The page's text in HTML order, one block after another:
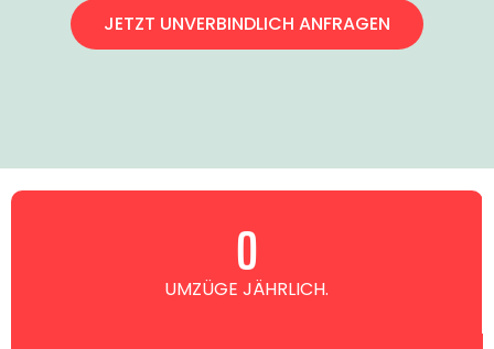
JETZT UNVERBINDLICH ANFRAGEN
UMZÜGE JÄHRLICH.
0